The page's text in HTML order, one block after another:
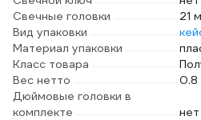
Свечные головки
21
Вид упаковки
Материал упаковки
Класс товара
Вес нетто
0.8
Дюймовые головки в
комплекте
нет